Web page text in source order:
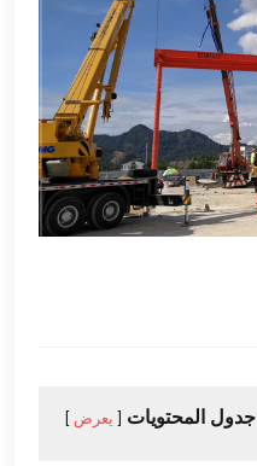
جدول المحتويات يعرض